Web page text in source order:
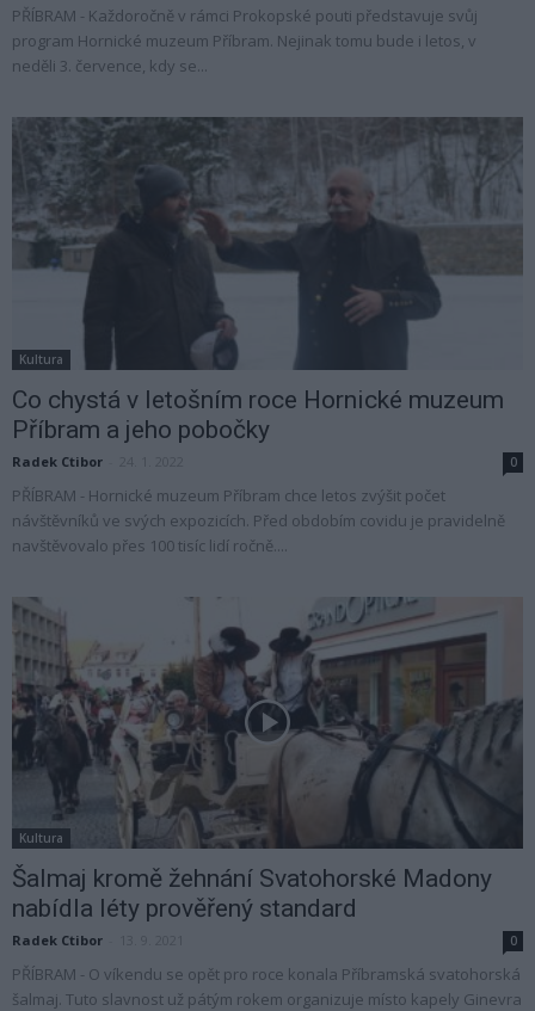
PŘÍBRAM - Každoročně v rámci Prokopské pouti představuje svůj
program Hornické muzeum Příbram. Nejinak tomu bude i letos, v
neděli 3. července, kdy se...
Kultura
Co chystá v letošním roce Hornické muzeum
Příbram a jeho pobočky
Radek Ctibor 0
PŘÍBRAM - Hornické muzeum Příbram chce letos zvýšit počet
návštěvníků ve svých expozicích. Před obdobím covidu je pravidelně
navštěvovalo přes 100 tisíc lidí ročně....
Kultura
Šalmaj kromě žehnání Svatohorské Madony
nabídla léty prověřený standard
Radek Ctibor 0
PŘÍBRAM - O víkendu se opět pro roce konala Příbramská svatohorská
šalmaj. Tuto slavnost už pátým rokem organizuje místo kapely Ginevra